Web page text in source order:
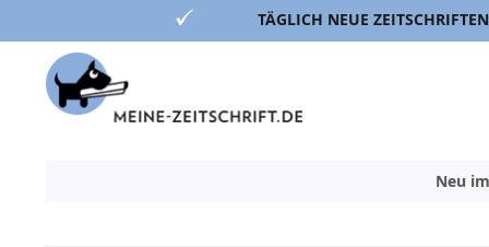
TÄGLICH NEUE ZEITSCHRIFTEN
Inhalt
Neu